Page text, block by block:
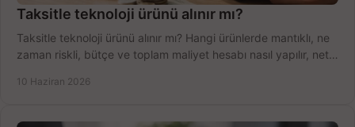
Taksitle teknoloji ürünü alınır mı?
Taksitle teknoloji ürünü alınır mı? Hangi ürünlerde mantıklı, ne
zaman riskli, bütçe ve toplam maliyet hesabı nasıl yapılır, net
10 Haziran 2026